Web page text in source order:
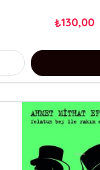
₺130,00